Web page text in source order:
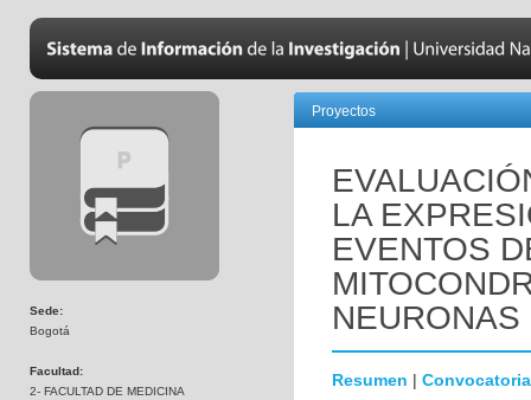
Sede:
Bogotá
Facultad:
2- FACULTAD DE MEDICINA
Proyectos
LA
EVENTOS
Resumen | Convocatoria